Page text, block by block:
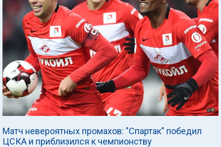
Матч невероятных промахов: "Спартак" победил
ЦСКА и приблизился к чемпионству